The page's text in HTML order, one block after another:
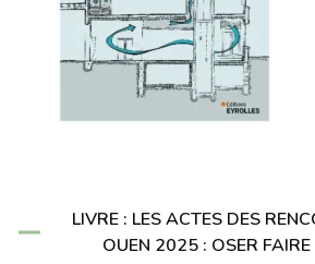
LIVRE : LES ACTES DES
OUEN 2025 : OSER FAIRE